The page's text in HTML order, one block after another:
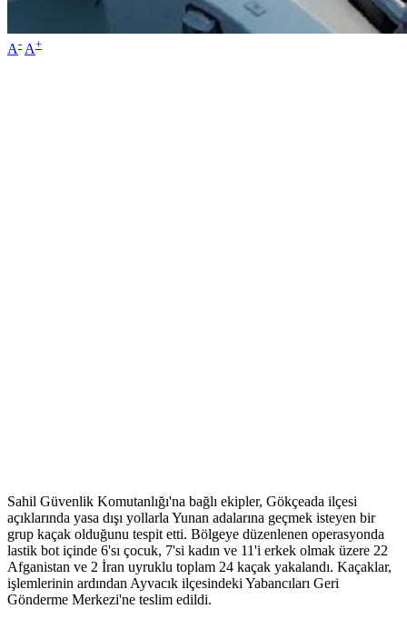
A- A+
Sahil Güvenlik Komutanlığı'na bağlı ekipler, Gökçeada ilçesi
açıklarında yasa dışı yollarla Yunan adalarına geçmek isteyen bir
grup kaçak olduğunu tespit etti. Bölgeye düzenlenen operasyonda
lastik bot içinde 6'sı çocuk, 7'si kadın ve 11'i erkek olmak üzere 22
Afganistan ve 2 İran uyruklu toplam 24 kaçak yakalandı. Kaçaklar,
işlemlerinin ardından Ayvacık ilçesindeki Yabancıları Geri
Gönderme Merkezi'ne teslim edildi.